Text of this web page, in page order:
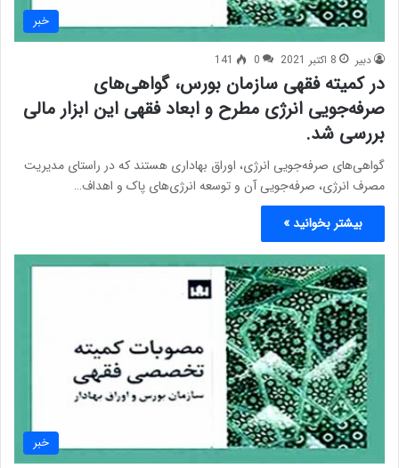
خبر
دبیر 8 اکتبر 2021 0
141
در کمیته فقهی سازمان بورس، گواهی‌های
صرفه‌جویی انرژی مطرح و ابعاد فقهی این ابزار مالی
بررسی شد.
گواهی‌های صرفه‌جویی انرژی، اوراق بهاداری هستند که در راستای مدیریت
مصرف انرژی، صرفه‌جویی آن و توسعه انرژی‌های پاک و اهداف…
بیشتر بخوانید »
خبر